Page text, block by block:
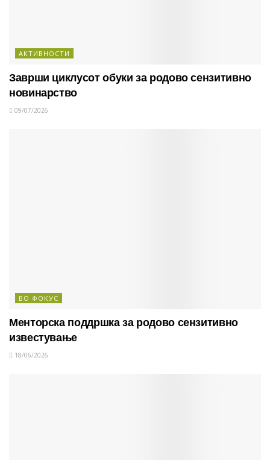
АКТИВНОСТИ
Заврши циклусот обуки за родово сензитивно
новинарство
09/07/2026
ВО ФОКУС
Менторска поддршка за родово сензитивно
известување
18/06/2026